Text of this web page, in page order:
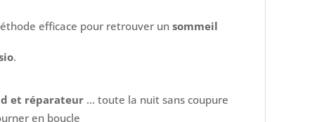
efficace pour retrouver un sommeil
.
et réparateur … toute la nuit sans coupure
en boucle